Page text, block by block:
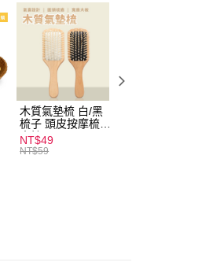
木質氣墊梳 白/黑
梳子 頭皮按摩梳
木梳
NT$49
NT$59